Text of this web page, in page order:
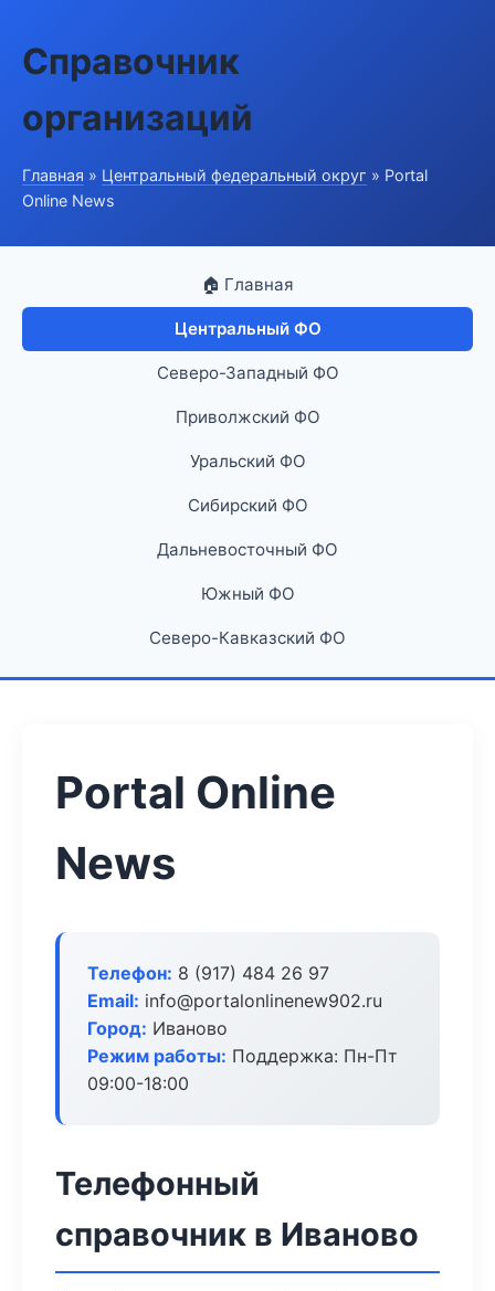
Справочник
организаций
Главная » Центральный федеральный округ » Portal
Online News
🏠 Главная
Центральный ФО
Северо-Западный ФО
Приволжский ФО
Уральский ФО
Сибирский ФО
Дальневосточный ФО
Южный ФО
Северо-Кавказский ФО
Portal Online
News
Телефон: 8 (917) 484 26 97
Email: info@portalonlinenew902.ru
Город: Иваново
Режим работы: Поддержка: Пн-Пт
09:00-18:00
Телефонный
справочник в Иваново